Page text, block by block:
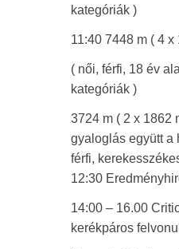
kategóriák )
11:40 7448 m ( 4
( női, férfi, 18 év
kategóriák )
3724 m ( 2 x 1862
gyaloglás együtt a
férfi,
12:30
14:00 – 16.00
kerékpáros